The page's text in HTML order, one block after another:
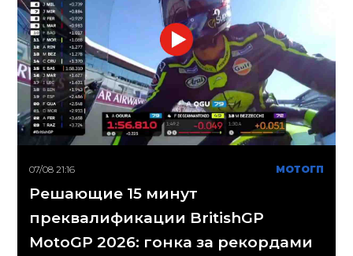
07/08 21:16 МОТОГП
Решающие 15 минут
преквалификации BritishGP
MotoGP 2026: гонка за рекордами